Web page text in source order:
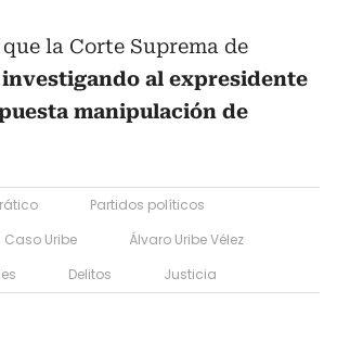
la Corte Suprema de
investigando al expresidente
manipulación de
Partidos políticos
Caso Uribe
Álvaro Uribe Vélez
Delitos Justicia